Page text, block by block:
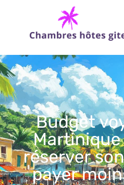
Budget
Martinique
réserver
payer